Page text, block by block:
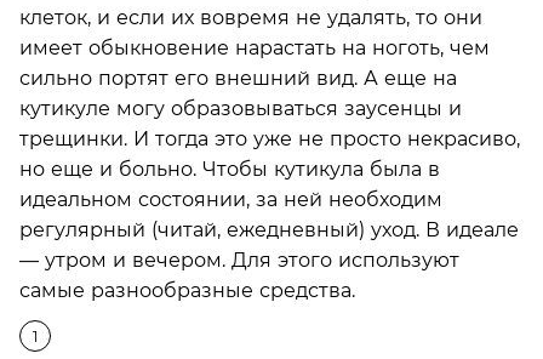
клеток, и если их вовремя не удалять, то они
имеет обыкновение нарастать на ноготь, чем
сильно портят его внешний вид. А еще на
кутикуле могу образовываться заусенцы и
трещинки. И тогда это уже не просто некрасиво,
но еще и больно. Чтобы кутикула была в
идеальном состоянии, за ней необходим
регулярный (читай, ежедневный) уход. В идеале
— утром и вечером. Для этого используют
самые разнообразные средства.